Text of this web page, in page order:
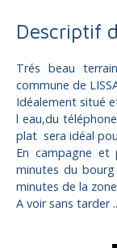
Descriptif
Trés beau
commune de
Idéalement situé
l eau,du
plat sera idéal
En campagne
minutes du
minutes de la
A voir sans tarder